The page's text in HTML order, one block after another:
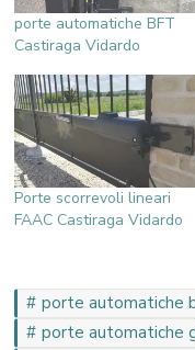
porte automatiche BFT
Castiraga Vidardo
Porte scorrevoli lineari
FAAC Castiraga Vidardo
porte automatiche
porte automatiche